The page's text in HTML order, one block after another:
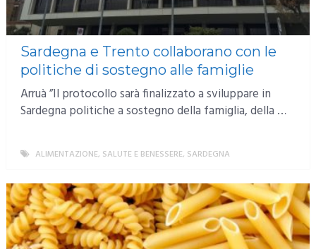
Sardegna e Trento collaborano con le
politiche di sostegno alle famiglie
Arruà ”Il protocollo sarà finalizzato a sviluppare in
Sardegna politiche a sostegno della famiglia, della …
ALIMENTAZIONE, SALUTE E BENESSERE, SARDEGNA